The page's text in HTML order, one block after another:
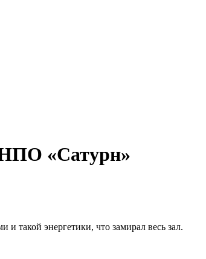
НПО «Сатурн»
и такой энергетики, что замирал весь зал.